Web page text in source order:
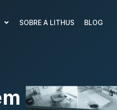
SOBRE A LITHUS BLOG